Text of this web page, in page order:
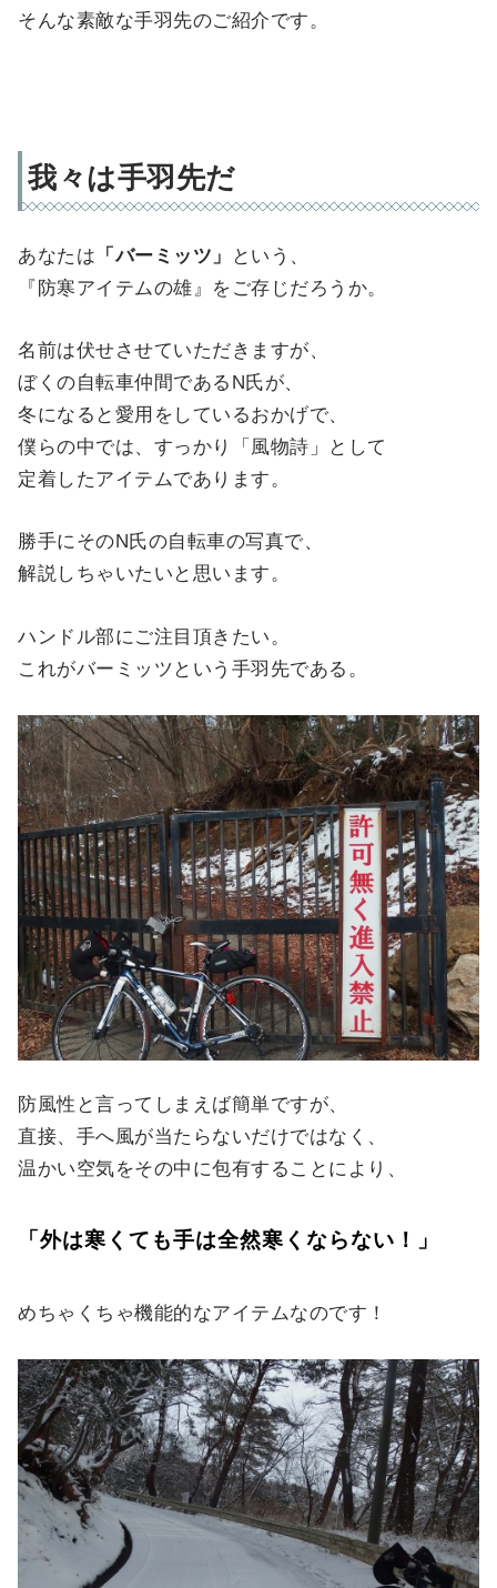
そんな素敵な手羽先のご紹介です。
我々は手羽先だ
あなたは 「バーミッツ」
という、
『防寒アイテムの雄』をご存じだろうか。
名前は伏せさせていただきますが、
ぼくの自転車仲間であるN氏が、
冬になると愛用をしているおかげで、
僕らの中では、すっかり「風物詩」として
定着したアイテムであります。
勝手にそのN氏の自転車の写真で、
解説しちゃいたいと思います。
ハンドル部にご注目頂きたい。
これがバーミッツという手羽先である。
防風性と言ってしまえば簡単ですが、
直接、手へ風が当たらないだけではなく、
温かい空気をその中に包有することにより、
「外は寒くても手は全然寒くならない！」
めちゃくちゃ機能的なアイテムなのです！